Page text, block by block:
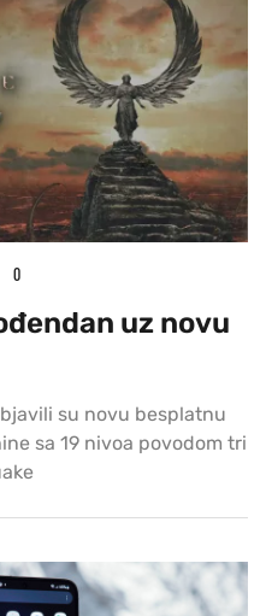
0
uz novu
su novu besplatnu
sa 19 nivoa povodom tri